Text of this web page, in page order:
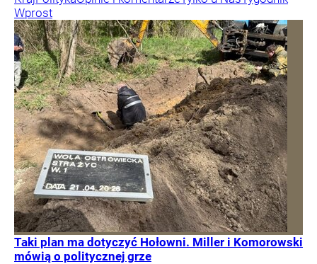
Wprost
Taki plan ma dotyczyć Hołowni. Miller i Komorowski
mówią o politycznej grze